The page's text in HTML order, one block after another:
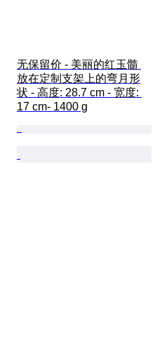
无保留价 - 美丽的红玉髓
放在定制支架上的弯月形
状 - 高度: 28.7 cm - 宽度:
17 cm- 1400 g